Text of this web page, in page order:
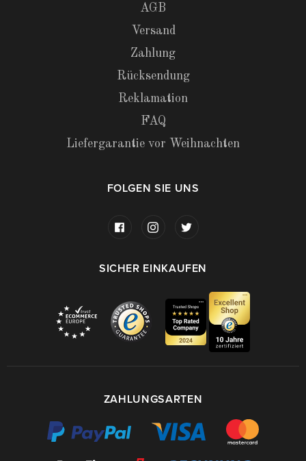
AGB
Versand
Zahlung
Rücksendung
Reklamation
FAQ
Liefergarantie vor Weihnachten
FOLGEN SIE UNS
SICHER EINKAUFEN
ZAHLUNGSARTEN